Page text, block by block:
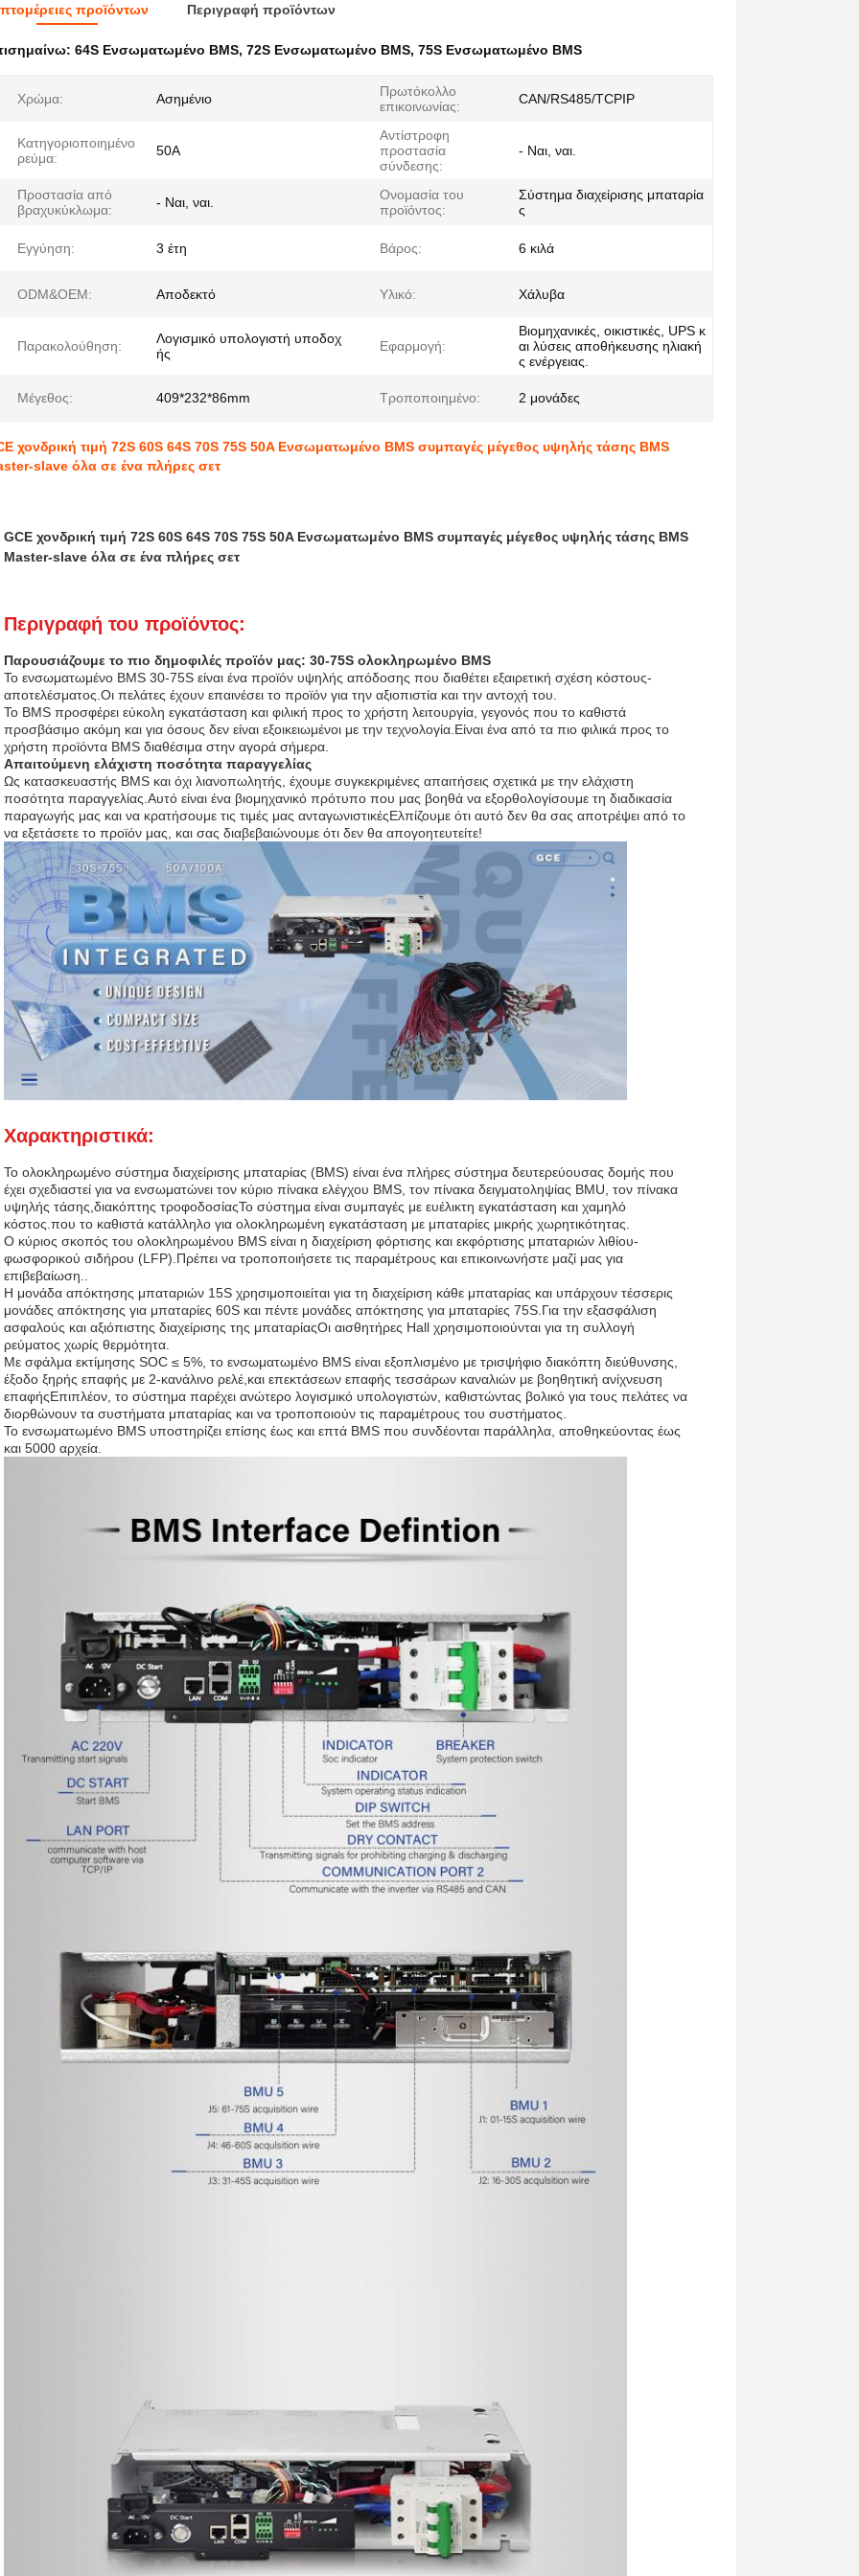
προϊόντων Περιγραφή προϊόντων
64S Ενσωματωμένο BMS, 72S Ενσωματωμένο BMS, 75S Ενσωματωμένο BMS
Χρώμα: Ασημένιο
Πρωτόκολλο
επικοινωνίας:
CAN/RS485/TCPIP
Κατηγοριοποιημένο
ρεύμα:
50Α
Αντίστροφη
προστασία
σύνδεσης:
- Ναι, ναι.
Προστασία από
βραχυκύκλωμα:
- Ναι, ναι.
Ονομασία του
προϊόντος:
Σύστημα διαχείρισης μπαταρία
ς
Εγγύηση: 3 έτη Βάρος: 6 κιλά
ODM&OEM: Αποδεκτό Υλικό: Χάλυβα
Παρακολούθηση:
Λογισμικό υπολογιστή υποδοχ
ής
Εφαρμογή:
Βιομηχανικές, οικιστικές, UPS κ
αι λύσεις αποθήκευσης ηλιακή
ς ενέργειας.
Μέγεθος: 409*232*86mm Τροποποιημένο: 2 μονάδες
χονδρική τιμή 72S 60S 64S 70S 75S 50A Ενσωματωμένο BMS συμπαγές μέγεθος υψηλής τάσης BMS
slave όλα σε ένα πλήρες σετ
GCE χονδρική τιμή 72S 60S 64S 70S 75S 50A Ενσωματωμένο BMS συμπαγές μέγεθος υψηλής τάσης BMS
Master-slave όλα σε ένα πλήρες σετ
Περιγραφή του προϊόντος:
Παρουσιάζουμε το πιο δημοφιλές προϊόν μας: 30-75S ολοκληρωμένο BMS
Το ενσωματωμένο BMS 30-75S είναι ένα προϊόν υψηλής απόδοσης που διαθέτει εξαιρετική σχέση κόστους-
αποτελέσματος.Οι πελάτες έχουν επαινέσει το προϊόν για την αξιοπιστία και την αντοχή του.
Το BMS προσφέρει εύκολη εγκατάσταση και φιλική προς το χρήστη λειτουργία, γεγονός που το καθιστά
προσβάσιμο ακόμη και για όσους δεν είναι εξοικειωμένοι με την τεχνολογία.Είναι ένα από τα πιο φιλικά προς το
χρήστη προϊόντα BMS διαθέσιμα στην αγορά σήμερα.
Απαιτούμενη ελάχιστη ποσότητα παραγγελίας
Ως κατασκευαστής BMS και όχι λιανοπωλητής, έχουμε συγκεκριμένες απαιτήσεις σχετικά με την ελάχιστη
ποσότητα παραγγελίας.Αυτό είναι ένα βιομηχανικό πρότυπο που μας βοηθά να εξορθολογίσουμε τη διαδικασία
παραγωγής μας και να κρατήσουμε τις τιμές μας ανταγωνιστικέςΕλπίζουμε ότι αυτό δεν θα σας αποτρέψει από το
να εξετάσετε το προϊόν μας, και σας διαβεβαιώνουμε ότι δεν θα απογοητευτείτε!
Χαρακτηριστικά:
Το ολοκληρωμένο σύστημα διαχείρισης μπαταρίας (BMS) είναι ένα πλήρες σύστημα δευτερεύουσας δομής που
έχει σχεδιαστεί για να ενσωματώνει τον κύριο πίνακα ελέγχου BMS, τον πίνακα δειγματοληψίας BMU, τον πίνακα
υψηλής τάσης,διακόπτης τροφοδοσίαςΤο σύστημα είναι συμπαγές με ευέλικτη εγκατάσταση και χαμηλό
κόστος.που το καθιστά κατάλληλο για ολοκληρωμένη εγκατάσταση με μπαταρίες μικρής χωρητικότητας.
Ο κύριος σκοπός του ολοκληρωμένου BMS είναι η διαχείριση φόρτισης και εκφόρτισης μπαταριών λιθίου-
φωσφορικού σιδήρου (LFP).Πρέπει να τροποποιήσετε τις παραμέτρους και επικοινωνήστε μαζί μας για
επιβεβαίωση..
Η μονάδα απόκτησης μπαταριών 15S χρησιμοποιείται για τη διαχείριση κάθε μπαταρίας και υπάρχουν τέσσερις
μονάδες απόκτησης για μπαταρίες 60S και πέντε μονάδες απόκτησης για μπαταρίες 75S.Για την εξασφάλιση
ασφαλούς και αξιόπιστης διαχείρισης της μπαταρίαςΟι αισθητήρες Hall χρησιμοποιούνται για τη συλλογή
ρεύματος χωρίς θερμότητα.
Με σφάλμα εκτίμησης SOC ≤ 5%, το ενσωματωμένο BMS είναι εξοπλισμένο με τρισψήφιο διακόπτη διεύθυνσης,
έξοδο ξηρής επαφής με 2-κανάλινο ρελέ,και επεκτάσεων επαφής τεσσάρων καναλιών με βοηθητική ανίχνευση
επαφήςΕπιπλέον, το σύστημα παρέχει ανώτερο λογισμικό υπολογιστών, καθιστώντας βολικό για τους πελάτες να
διορθώνουν τα συστήματα μπαταρίας και να τροποποιούν τις παραμέτρους του συστήματος.
Το ενσωματωμένο BMS υποστηρίζει επίσης έως και επτά BMS που συνδέονται παράλληλα, αποθηκεύοντας έως
και 5000 αρχεία.